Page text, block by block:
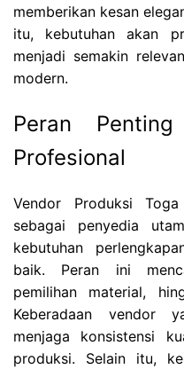
memberikan kesan
itu, kebutuhan akan
menjadi semakin
modern.
Peran
Profesional
Vendor Produksi
sebagai penyedia
kebutuhan
baik. Peran ini
pemilihan material,
Keberadaan vendor
menjaga konsistensi
produksi. Selain itu,